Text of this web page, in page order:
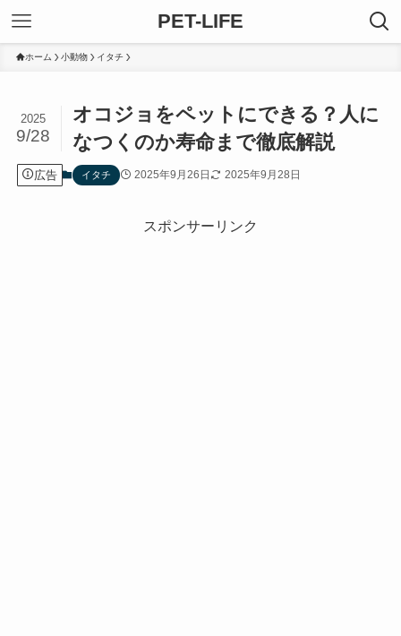
PET-LIFE
ホーム 小動物 イタチ
オコジョをペットにできる？人に
なつくのか寿命まで徹底解説
2025
9/28
広告 イタチ 2025年9月26日 2025年9月28日
スポンサーリンク